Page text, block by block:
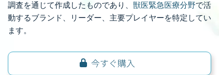
調査を通じて作成したものであり、 獣医緊急医療分野で活
動するブランド、リーダー、主要プレイヤーを特定してい
ます。